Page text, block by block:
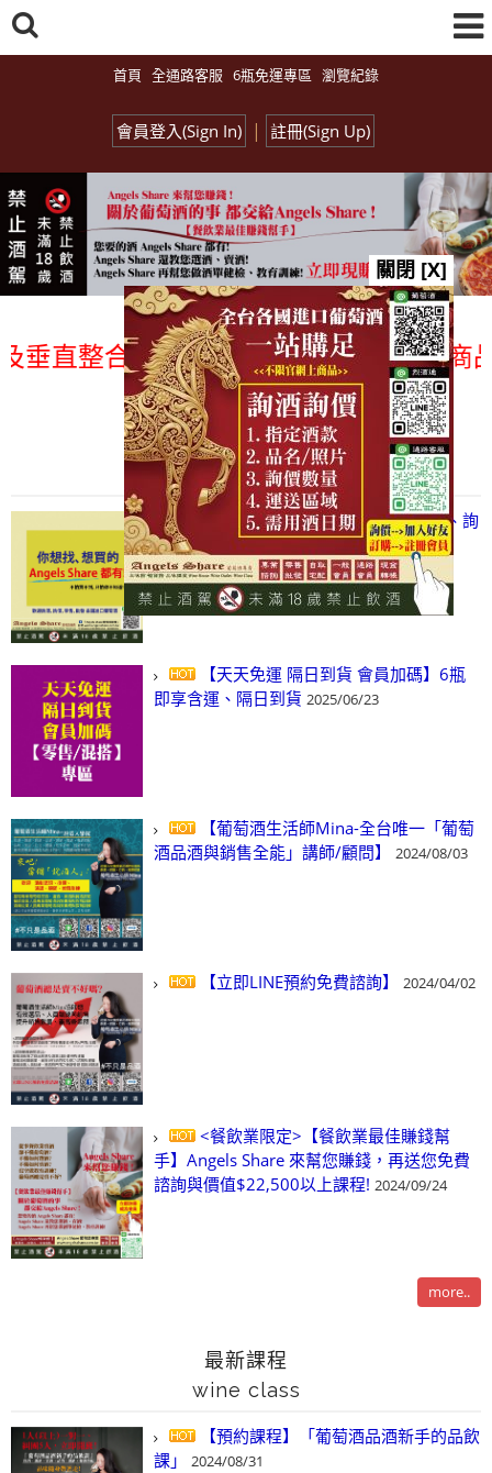
首頁 全通路客服 6瓶免運專區 瀏覽紀錄
會員登入(Sign In) | 註冊(Sign Up)
直整合、一次購足」各國進口酒類商品
總覽-促銷&活動
all events
【凡酒問Angels Share】線上選酒、詢
(尋)酒、詢價、零售、批發，看這裡!
2024/03/01
【天天免運 隔日到貨 會員加碼】6瓶
即享含運、隔日到貨 2025/06/23
【葡萄酒生活師Mina-全台唯一「葡萄
酒品酒與銷售全能」講師/顧問】
2024/08/03
【立即LINE預約免費諮詢】 2024/04/02
<餐飲業限定>【餐飲業最佳賺錢幫
手】Angels Share 來幫您賺錢，再送您免費
諮詢與價值$22,500以上課程! 2024/09/24
more..
最新課程
wine class
【預約課程】「葡萄酒品酒新手的品飲
課」
2024/08/31
關閉 [X]